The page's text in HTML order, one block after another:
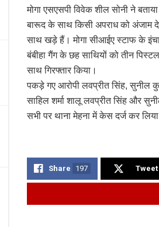
मोगा एसएसपी विवेक शील सोनी ने
बारूद के साथ किसी अपराध को अंजाम
साथ खड़े हैं। मोगा सीआईए स्टाफ के
बंबीहा गैंग के छह साथियों को तीन
साथ गिरफ्तार किया।
पकड़े गए आरोपी लवप्रीत सिंह, सुनील
साहिल शर्मा शालू लवप्रीत सिंह और
सभी पर थाना मेहना में केस दर्ज कर
Share 197 Tweet